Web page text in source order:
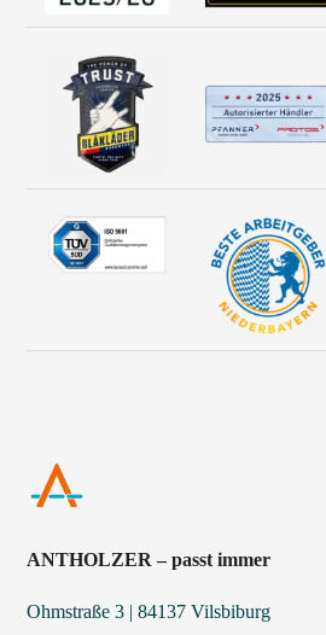
ANTHOLZER – passt immer
Ohmstraße 3 | 84137 Vilsbiburg